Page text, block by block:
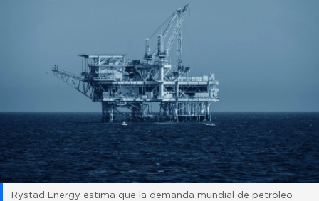
Rystad Energy estima que la demanda mundial de petróleo